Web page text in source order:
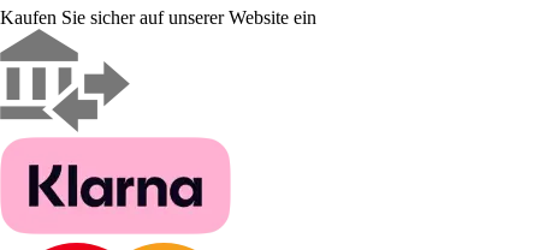
Kaufen Sie sicher auf unserer Website ein